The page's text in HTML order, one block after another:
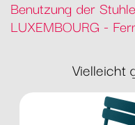
Benutzung der
LUXEMBOURG -
Vielleicht